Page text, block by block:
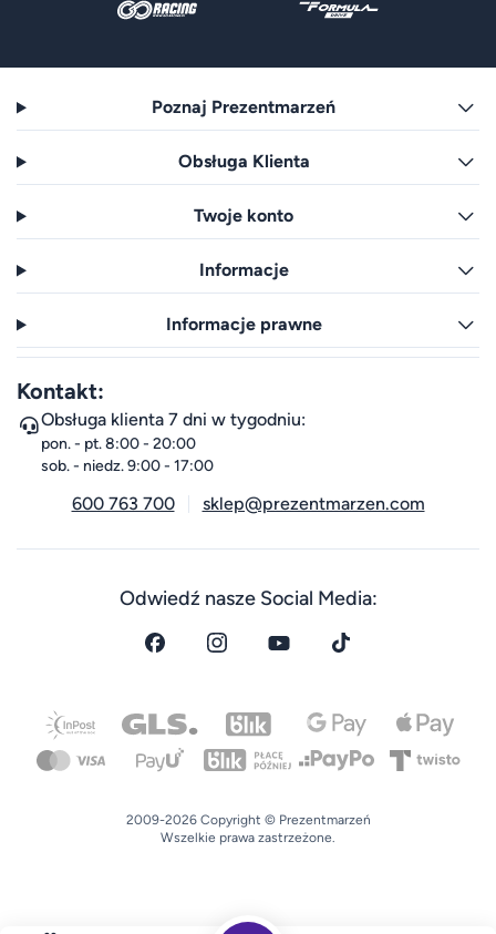
Poznaj Prezentmarzeń
Obsługa Klienta
Twoje konto
Informacje
Informacje prawne
Kontakt:
Obsługa klienta 7 dni w tygodniu:
pon. - pt. 8:00 - 20:00
sob. - niedz. 9:00 - 17:00
600 763 700 sklep@prezentmarzen.com
Odwiedź nasze Social Media:
2009-2026 Copyright © Prezentmarzeń
Wszelkie prawa zastrzeżone.